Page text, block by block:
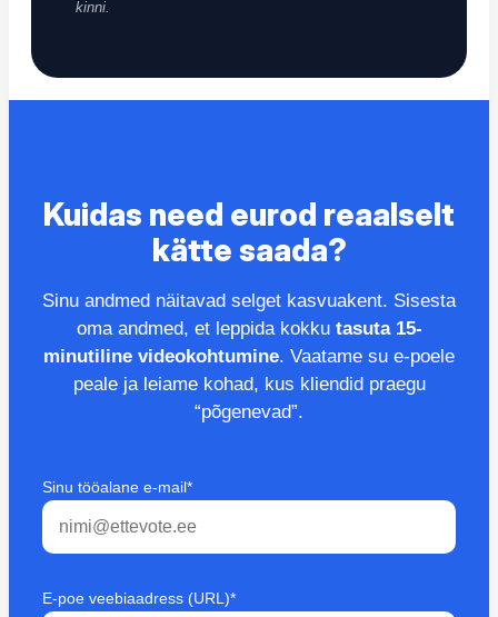
kinni.
Kuidas need eurod reaalselt
kätte saada?
Sinu andmed näitavad selget kasvuakent. Sisesta
oma andmed, et leppida kokku tasuta 15-
minutiline videokohtumine. Vaatame su e-poele
peale ja leiame kohad, kus kliendid praegu
“põgenevad”.
Sinu tööalane e-mail*
E-poe veebiaadress (URL)*